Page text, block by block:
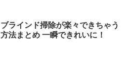
ブラインド掃除が楽々できちゃう
方法まとめ 一瞬できれいに！